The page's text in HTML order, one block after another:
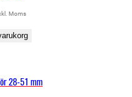
Moms
28-51 mm